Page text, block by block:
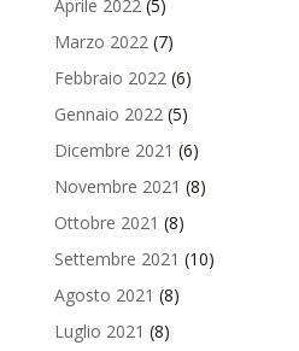
Aprile 2022(5)
Marzo 2022(7)
Febbraio 2022(6)
Gennaio 2022(5)
Dicembre 2021 (6)
Novembre 2021 (8)
Ottobre 2021 (8)
Settembre 2021 (10)
Agosto 2021 (8)
Luglio 2021 (8)